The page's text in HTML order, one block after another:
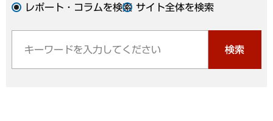
レポート・コラムを検索 サイト全体を検索
検索